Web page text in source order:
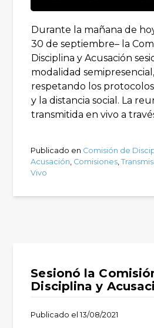
Durante la mañana de
30 de septiembre– la
Disciplina y Acusación
modalidad semipresencial,
respetando los
y la distancia social. La
transmitida en vivo a
Publicado en Comisión de
Acusación, Comisiones,
Vivo
Sesionó la
Disciplina y
Publicado el13/08/2021